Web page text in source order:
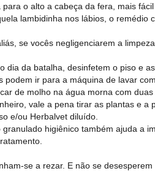
o alto a cabeça da fera, mais
lambidinha nos lábios, o remédio
se vocês negligenciarem a
dia da batalha, desinfetem o piso e
podem ir para a máquina de lavar
de molho na água morna com duas
vale a pena tirar as plantas e a
e/ou Herbalvet diluído.
higiênico também ajuda a
se a rezar. E não se desesperem